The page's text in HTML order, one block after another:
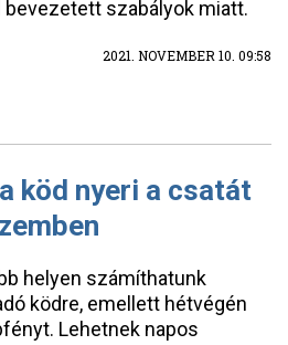
szabályok miatt.
2021. NOVEMBER 10. 09:58
köd nyeri a csatát
helyen számíthatunk
ködre, emellett hétvégén
Lehetnek napos